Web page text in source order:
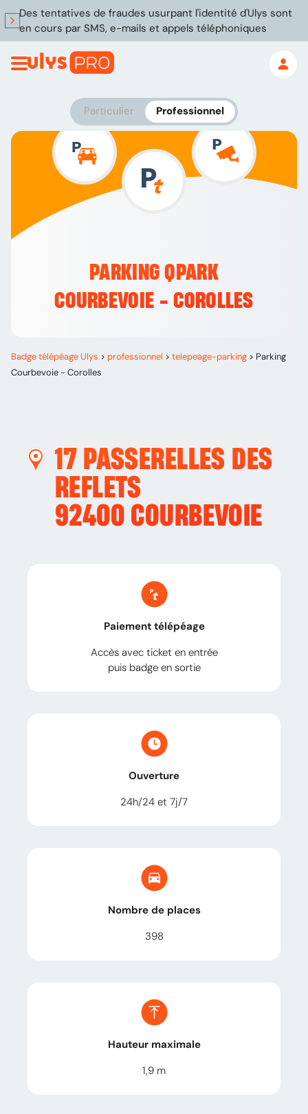
Des tentatives de fraudes usurpant l'identité d'Ulys sont
en cours par SMS, e-mails et appels téléphoniques
Particulier Professionnel
PARKING QPARK
COURBEVOIE - COROLLES
Badge télépéage Ulys > professionnel > telepeage-parking > Parking
Courbevoie - Corolles
17 PASSERELLES DES
REFLETS
92400 COURBEVOIE
Paiement télépéage
Accès avec ticket en entrée
puis badge en sortie
Ouverture
24h/24 et 7j/7
Nombre de places
398
Hauteur maximale
1,9 m